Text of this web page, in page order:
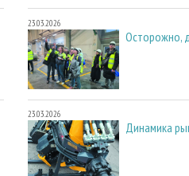
23.03.2026
Осторожно,
23.03.2026
Динамика